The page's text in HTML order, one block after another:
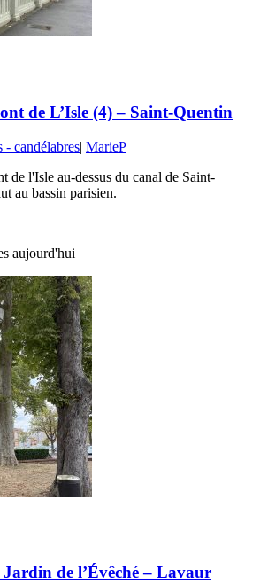
de L’Isle (4) – Saint-Quentin
- candélabres| MarieP
de l'Isle au-dessus du canal de Saint-
au bassin parisien.
aujourd'hui
de l’Évêché – Lavaur